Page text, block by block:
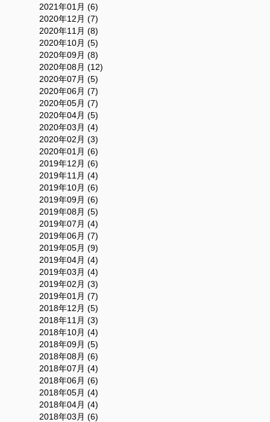
2021年01月 (6)
2020年12月 (7)
2020年11月 (8)
2020年10月 (5)
2020年09月 (8)
2020年08月 (12)
2020年07月 (5)
2020年06月 (7)
2020年05月 (7)
2020年04月 (5)
2020年03月 (4)
2020年02月 (3)
2020年01月 (6)
2019年12月 (6)
2019年11月 (4)
2019年10月 (6)
2019年09月 (6)
2019年08月 (5)
2019年07月 (4)
2019年06月 (7)
2019年05月 (9)
2019年04月 (4)
2019年03月 (4)
2019年02月 (3)
2019年01月 (7)
2018年12月 (5)
2018年11月 (3)
2018年10月 (4)
2018年09月 (5)
2018年08月 (6)
2018年07月 (4)
2018年06月 (6)
2018年05月 (4)
2018年04月 (4)
2018年03月 (6)